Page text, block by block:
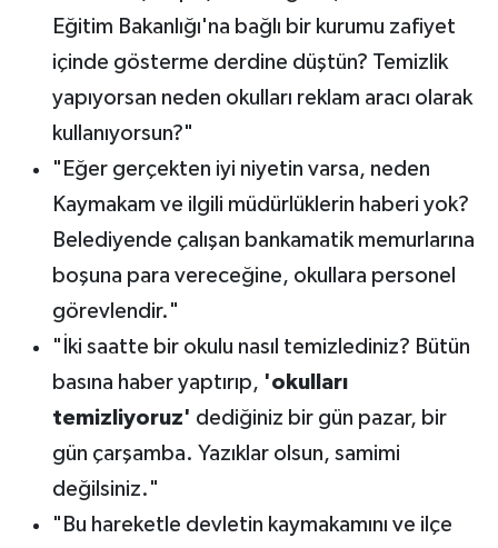
Eğitim Bakanlığı'na bağlı bir kurumu zafiyet
içinde gösterme derdine düştün? Temizlik
yapıyorsan neden okulları reklam aracı olarak
kullanıyorsun?"
"Eğer gerçekten iyi niyetin varsa, neden
Kaymakam ve ilgili müdürlüklerin haberi yok?
Belediyende çalışan bankamatik memurlarına
boşuna para vereceğine, okullara personel
görevlendir."
"İki saatte bir okulu nasıl temizlediniz? Bütün
basına haber yaptırıp, 'okulları
temizliyoruz' dediğiniz bir gün pazar, bir
gün çarşamba. Yazıklar olsun, samimi
değilsiniz."
"Bu hareketle devletin kaymakamını ve ilçe